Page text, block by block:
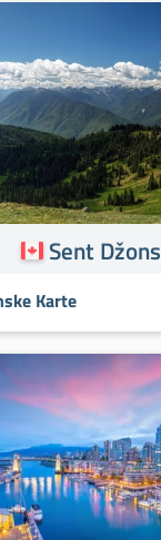
Sent Džons
Karte